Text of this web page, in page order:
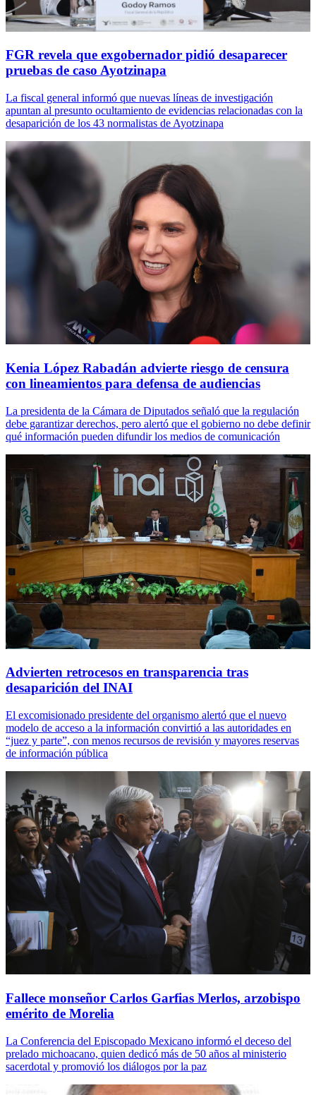
FGR revela que exgobernador pidió desaparecer
pruebas de caso Ayotzinapa
La fiscal general informó que nuevas líneas de investigación
apuntan al presunto ocultamiento de evidencias relacionadas con la
desaparición de los 43 normalistas de Ayotzinapa
Kenia López Rabadán advierte riesgo de censura
con lineamientos para defensa de audiencias
La presidenta de la Cámara de Diputados señaló que la regulación
debe garantizar derechos, pero alertó que el gobierno no debe definir
qué información pueden difundir los medios de comunicación
Advierten retrocesos en transparencia tras
desaparición del INAI
El excomisionado presidente del organismo alertó que el nuevo
modelo de acceso a la información convirtió a las autoridades en
“juez y parte”, con menos recursos de revisión y mayores reservas
de información pública
Fallece monseñor Carlos Garfias Merlos, arzobispo
emérito de Morelia
La Conferencia del Episcopado Mexicano informó el deceso del
prelado michoacano, quien dedicó más de 50 años al ministerio
sacerdotal y promovió los diálogos por la paz